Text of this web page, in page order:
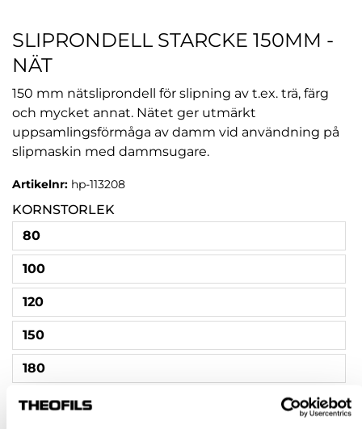
SLIPRONDELL STARCKE 150MM -
NÄT
150 mm nätsliprondell för slipning av t.ex. trä, färg
och mycket annat. Nätet ger utmärkt
uppsamlingsförmåga av damm vid användning på
slipmaskin med dammsugare.
Artikelnr: hp-113208
KORNSTORLEK
80
100
120
150
180
240